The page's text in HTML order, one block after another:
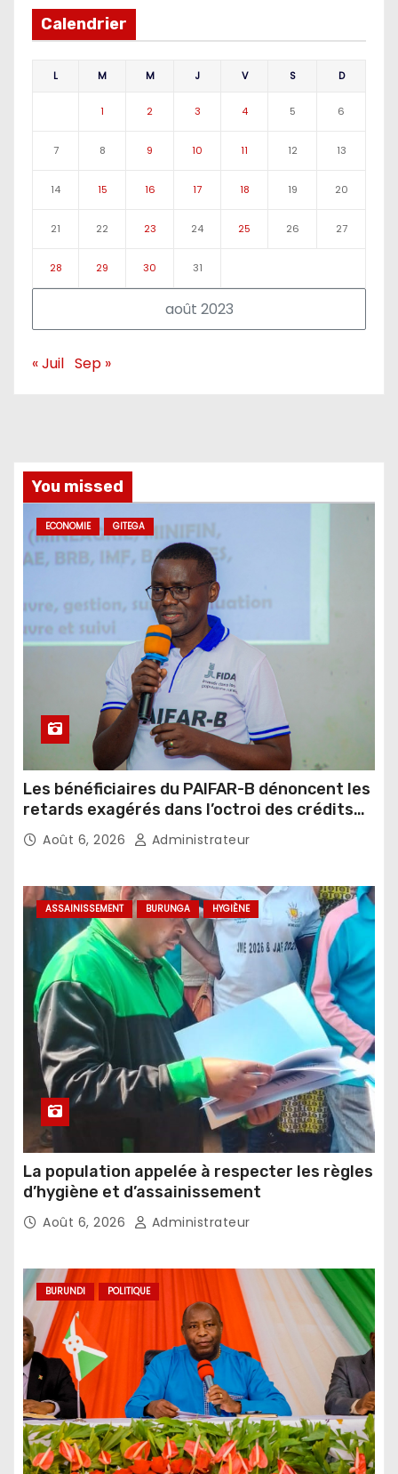
Calendrier
août 2023
L M M J V S D
1 2 3 4 5 6
7 8 9 10 11 12 13
14 15 16 17 18 19 20
21 22 23 24 25 26 27
28 29 30 31
« Juil Sep »
You missed
ECONOMIE GITEGA
Les bénéficiaires du PAIFAR-B dénoncent les
retards exagérés dans l’octroi des crédits
agricoles
Août 6, 2026 Administrateur
ASSAINISSEMENT BURUNGA HYGIÈNE
La population appelée à respecter les règles
d’hygiène et d’assainissement
Août 6, 2026 Administrateur
BURUNDI POLITIQUE